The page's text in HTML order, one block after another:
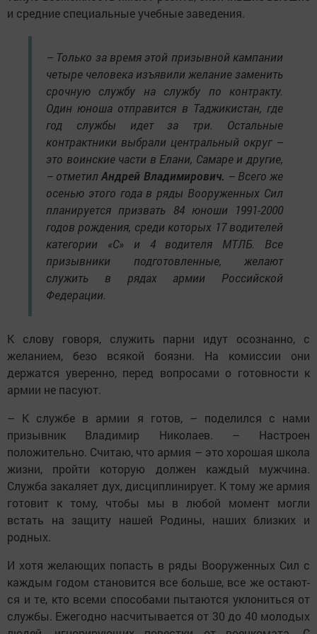
и средние специальные учебные заведения.
– Только за время этой призывной кампании
четыре человека изъявили желание заменить
срочную службу на службу по контракту.
Один юноша отправится в Таджикистан, где
год службы идет за три. Остальные
контрактники выбрали центральный округ –
это воинские части в Елани, Самаре и другие,
– отметилАндрей Владимирович. – Всего же
осенью этого года в ряды Вооруженных Сил
планируется призвать 84 юноши 1991-2000
годов рождения, среди которых 17 водителей
категории «С» и 4 водителя МТЛБ. Все
призывники подготовленные, желают
служить в рядах армии Российской
Федерации.
К слову говоря, служить парни идут осознанно, с
желанием, безо всякой боязни. На комиссии они
держатся уверенно, перед вопросами о готовности к
армии не пасуют.
– К службе в армии я готов, – поделился с нами
призывник Владимир Николаев. – Настроен
положительно. Считаю, что армия – это хорошая школа
жизни, пройти которую должен каждый мужчина.
Служба закаляет дух, дисциплинирует. К тому же армия
готовит к тому, чтобы мы в любой момент могли
встать на защиту нашей Родины, наших близких и
родных.
И хотя желающих попасть в ряды Вооруженных Сил с
каждым годом становится все больше, все же остают­
ся и те, кто всеми способами пытаются уклониться от
службы. Ежегодно насчитывается от 30 до 40 молодых